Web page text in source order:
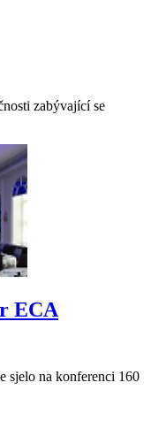
zabývající se
ECA
sjelo na konferenci 160